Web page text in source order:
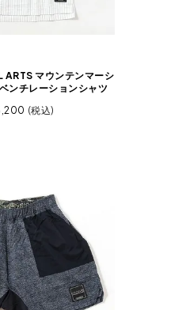
マウンテンマーシ
ンチレーションシャツ
税込